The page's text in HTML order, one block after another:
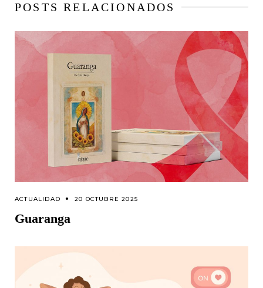
POSTS RELACIONADOS
ACTUALIDAD 20 OCTUBRE 2025
Guaranga